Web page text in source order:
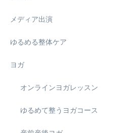
メディア出演
ゆるめる整体ケア
ヨガ
オンラインヨガレッスン
ゆるめて整うヨガコース